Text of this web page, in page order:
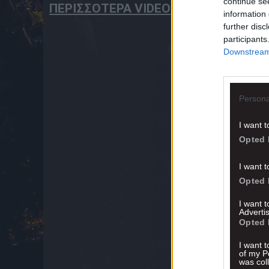
information
further
I want
Opted
I want
Opted
I want
Opted
I want
of my
was
ΠΕΡΙΣΣΟΤΕΡΑ VIDEO